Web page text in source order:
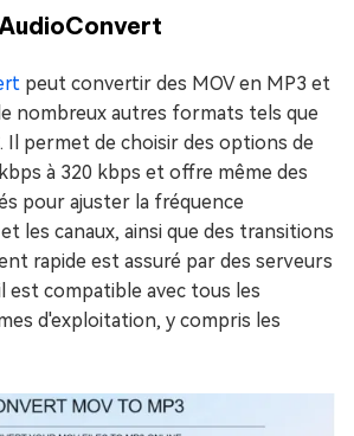
peut convertir des MOV en MP3 et
nombreux autres formats tels que
Il permet de choisir des options de
à 320 kbps et offre même des
pour ajuster la fréquence
les canaux, ainsi que des transitions
rapide est assuré par des serveurs
est compatible avec tous les
d'exploitation, y compris les